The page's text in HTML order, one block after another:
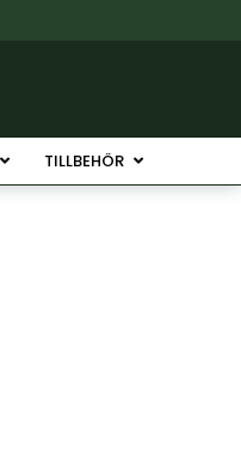
Öppna Outdoor
TILLBEHÖR Öppna